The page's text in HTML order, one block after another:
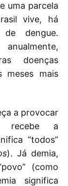
uma parcela
vive, há
dengue.
doenças
meses mais
a provocar
recebe a
“todos”
). Já demia,
(como
significa